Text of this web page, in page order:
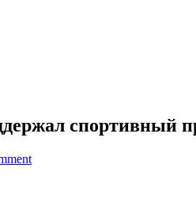
спортивный